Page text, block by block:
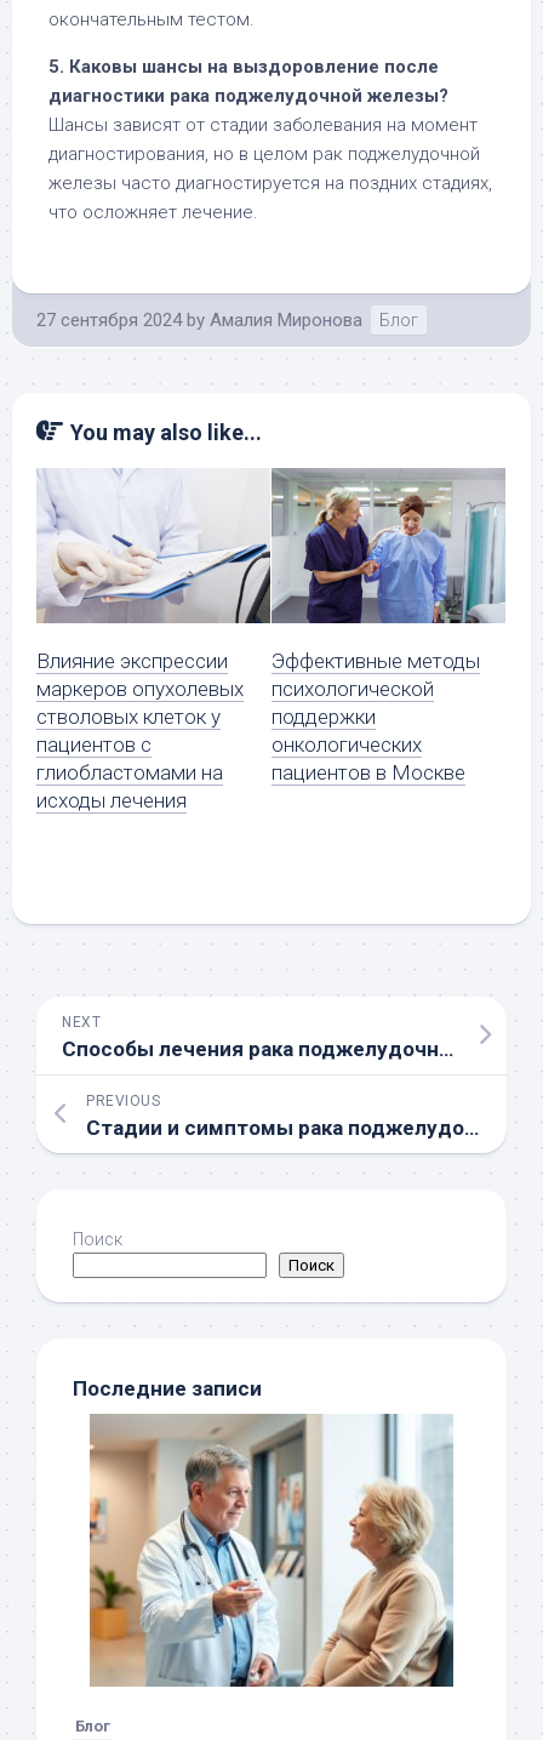
окончательным тестом.
5. Каковы шансы на выздоровление после
диагностики рака поджелудочной железы?
Шансы зависят от стадии заболевания на момент
диагностирования, но в целом рак поджелудочной
железы часто диагностируется на поздних стадиях,
что осложняет лечение.
27 сентября 2024 by Амалия Миронова Блог
You may also like...
Влияние экспрессии
маркеров опухолевых
стволовых клеток у
пациентов с
глиобластомами на
исходы лечения
Эффективные методы
психологической
поддержки
онкологических
пациентов в Москве
NEXT
Способы лечения рака поджелудочной
PREVIOUS
Стадии и симптомы рака поджелудочной железы
Поиск
Поиск
Последние записи
Блог